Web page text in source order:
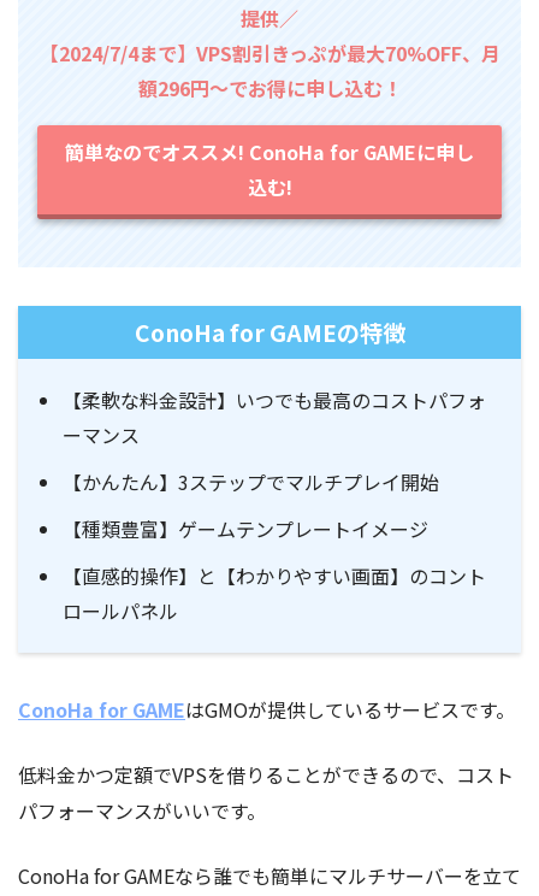
提供／
【2024/7/4まで】VPS割引きっぷが最大70%OFF、月
額296円～でお得に申し込む！
簡単なのでオススメ! ConoHa for GAMEに申し
込む!
ConoHa for GAMEの特徴
【柔軟な料金設計】いつでも最高のコストパフォ
ーマンス
【かんたん】3ステップでマルチプレイ開始
【種類豊富】ゲームテンプレートイメージ
【直感的操作】と【わかりやすい画面】のコント
ロールパネル
ConoHa for GAMEはGMOが提供しているサービスです。
低料金かつ定額でVPSを借りることができるので、コスト
パフォーマンスがいいです。
ConoHa for GAMEなら誰でも簡単にマルチサーバーを立て